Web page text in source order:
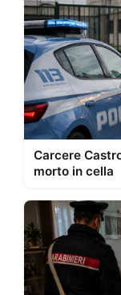
Carcere
morto in cella